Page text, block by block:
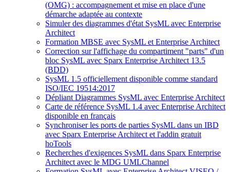
(OMG) : accompagnement et mise en place d'une
démarche adaptée au contexte
Simuler des diagrammes d'état SysML avec Enterprise
Architect
Formation MBSE avec SysML et Enterprise Architect
Correction sur l'affichage du compartiment "parts" d'un
bloc SysML avec Sparx Enterprise Architect 13.5
(BDD)
SysML 1.5 officiellement disponible comme standard
ISO/IEC 19514:2017
Dépliant Diagrammes SysML avec Enterprise Architect
Carte de référence SysML 1.4 avec Enterprise Architect
disponible en français
Synchroniser les ports de parties SysML dans un IBD
avec Sparx Enterprise Architect et l'addin gratuit
hoTools
Recherches d'exigences SysML dans Sparx Enterprise
Architect avec le MDG UMLChannel